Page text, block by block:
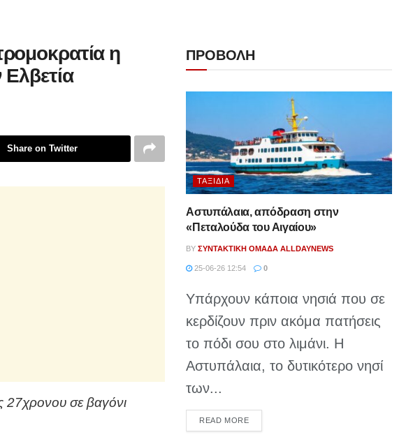
η
Share on Twitter
27χρονου σε βαγόνι
ΠΡΟΒΟΛΗ
ΤΑΞΊΔΙΑ
Αστυπάλαια, απόδραση στην
«Πεταλούδα του Αιγαίου»
BY ΣΥΝΤΑΚΤΙΚΉ ΟΜΆΔΑ ALLDAYNEWS
25-06-26 12:54 0
Υπάρχουν κάποια νησιά που σε
κερδίζουν πριν ακόμα πατήσεις
το πόδι σου στο λιμάνι. Η
Αστυπάλαια, το δυτικότερο νησί
των...
READ MOREDETAILS